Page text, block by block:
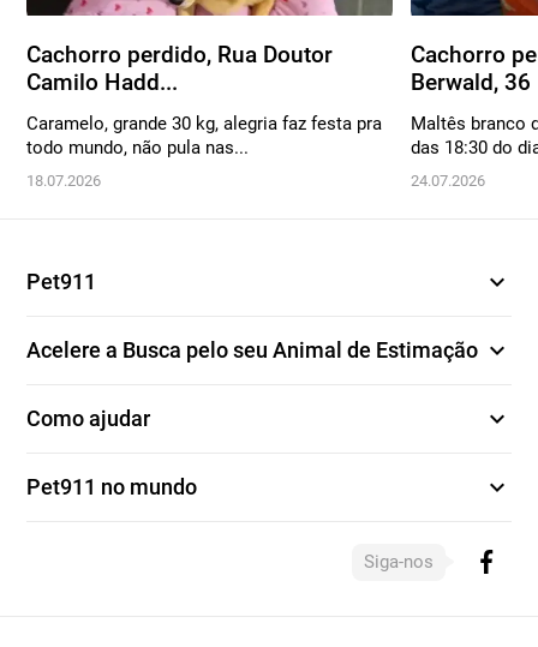
Cachorro perdido, Rua Doutor
Camilo Hadd...
Caramelo, grande 30 kg, alegria faz festa pra
todo mundo, não pula nas...
18.07.2026
Cachorro
Berwald, 36
Maltês branco
das 18:30 do
24.07.2026
Pet911 expand_more
Acelere a Busca pelo seu Animal de Estimação expand_more
Como ajudar expand_more
Pet911 no mundo expand_more
Siga-nos